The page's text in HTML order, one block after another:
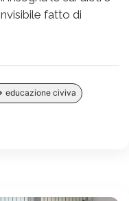
fatto di
educazione civiva